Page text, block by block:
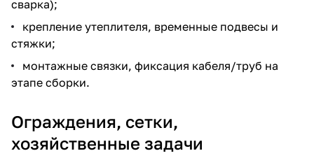
сварка);
крепление утеплителя, временные подвесы и
стяжки;
монтажные связки, фиксация кабеля/труб на
этапе сборки.
Ограждения, сетки,
хозяйственные задачи